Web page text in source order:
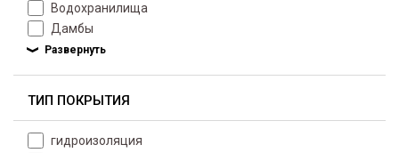
Водохранилища
Дамбы
ТИП ПОКРЫТИЯ
гидроизоляция